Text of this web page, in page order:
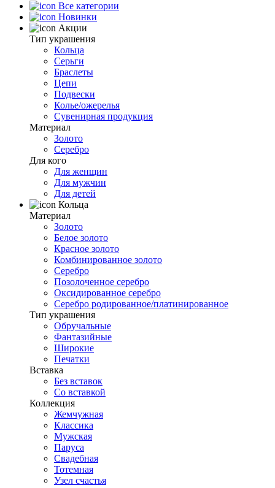
Все категории
Новинки
Акции
Тип украшения
Кольца
Серьги
Браслеты
Цепи
Подвески
Колье/ожерелья
Сувенирная продукция
Материал
Золото
Серебро
Для кого
Для женщин
Для мужчин
Для детей
Кольца
Материал
Золото
Белое золото
Красное золото
Комбинированное золото
Серебро
Позолоченное серебро
Оксидированное серебро
Серебро родированное/платинированное
Тип украшения
Обручальные
Фантазийные
Широкие
Печатки
Вставка
Без вставок
Со вставкой
Коллекция
Жемчужная
Классика
Мужская
Паруса
Свадебная
Тотемная
Узел счастья